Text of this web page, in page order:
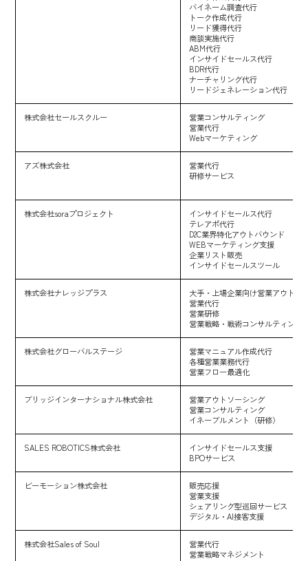
バイネーム調査代行
トーク作成代行
リード獲得代行
商談実施代行
ABM代行
インサイドセールス代行
BDR代行
ナーチャリング代行
リードジェネレーション代行
株式会社セールスクルー
営業コンサルティング
営業代行
Webマーケティング
アズ株式会社
営業代行
研修サービス
株式会社soraプロジェクト
インサイドセールス代行
テレアポ代行
D2C業界特化アウトバウンド
WEBマーケティング支援
企業リスト販売
インサイドセールスツール
株式会社ナレッジプラス
大手・上場企業向け営業アウトソ
営業代行
営業研修
営業戦略・戦術コンサルティング
株式会社グローバルステージ
営業マニュアル作成代行
各種営業業務代行
営業フロー最適化
ブリッジインターナショナル株式会社
営業アウトソーシング
営業コンサルティング
イネーブルメント（研修）
SALES ROBOTICS株式会社
インサイドセールス支援
BPOサービス
ビーモーション株式会社
販売応援
営業支援
シェアリング型巡回サービス
デジタル・AI接客支援
株式会社Sales of Soul
営業代行
営業戦略マネジメント